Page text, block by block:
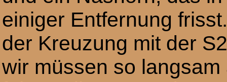
einiger Entfernung
der Kreuzung mit der
wir müssen so